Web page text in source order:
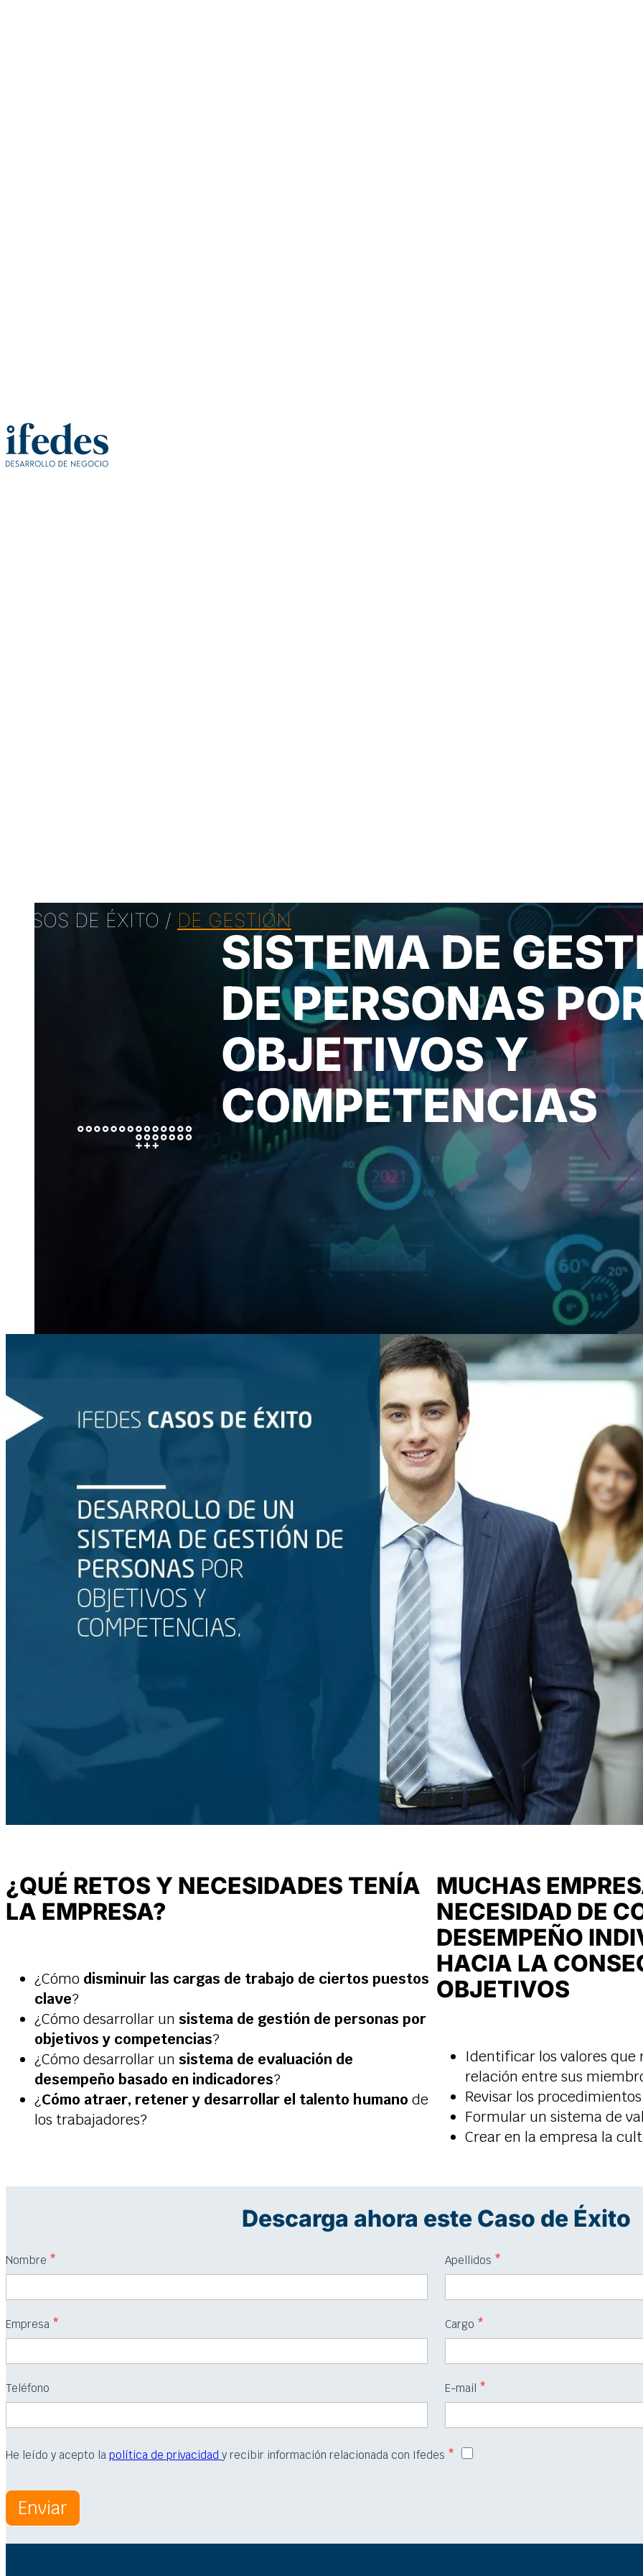
CASOS DE ÉXITO / DE GESTIÓN
SISTEMA DE
DE PERSONAS
OBJETIVOS Y
COMPETENCIAS
¿QUÉ RETOS Y NECESIDADES TENÍA
LA EMPRESA?
¿Cómo disminuir las cargas de trabajo de ciertos puestos
clave?
¿Cómo desarrollar un sistema de gestión de personas por
objetivos y competencias?
¿Cómo desarrollar un sistema de evaluación de
desempeño basado en indicadores?
¿Cómo atraer, retener y desarrollar el talento humano de
los trabajadores?
MUCHAS
NECESIDAD DE
DESEMPEÑO
HACIA LA
OBJETIVOS
Identificar los valores que
relación entre sus
Revisar los
Formular un sistema de
Crear en la empresa la
Descarga ahora este Caso de Éxito
07
C.E.G
-
DESARROLLO
DE
UN
SISTEMA
DE
PERSONAS
OBJETIVOS
Y
COMPETENCIAS
Nombre * Apellidos *
Empresa * Cargo *
Teléfono E-mail *
He leído y acepto la política de privacidad y recibir información relacionada con Ifedes *
Enviar